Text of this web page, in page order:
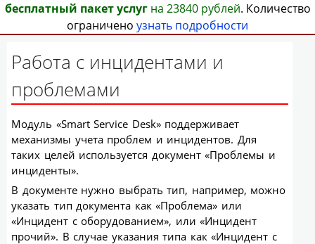
бесплатный пакет услугна 23840 рублей. Количество
ограничено узнать подробности
Работа с инцидентами и
проблемами
Модуль «Smart Service Desk» поддерживает
механизмы учета проблем и инцидентов. Для
таких целей используется документ «Проблемы и
инциденты».
В документе нужно выбрать тип, например, можно
указать тип документа как «Проблема» или
«Инцидент с оборудованием», или «Инцидент
прочий». В случае указания типа как «Инцидент с